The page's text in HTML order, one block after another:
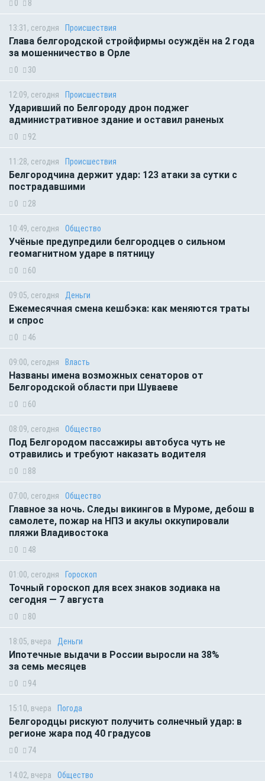
0 8
13:31, сегодня Происшествия
Глава белгородской стройфирмы осуждён на 2 года
за мошенничество в Орле
0 30
12:09, сегодня Происшествия
Ударивший по Белгороду дрон поджег
административное здание и оставил раненых
0 92
11:28, сегодня Происшествия
Белгородчина держит удар: 123 атаки за сутки с
пострадавшими
0 28
10:49, сегодня Общество
Учёные предупредили белгородцев о сильном
геомагнитном ударе в пятницу
0 60
09:05, сегодня Деньги
Ежемесячная смена кешбэка: как меняются траты
и спрос
0 46
09:00, сегодня Власть
Названы имена возможных сенаторов от
Белгородской области при Шуваеве
0 60
08:09, сегодня Общество
Под Белгородом пассажиры автобуса чуть не
отравились и требуют наказать водителя
0 88
07:00, сегодня Общество
Главное за ночь. Следы викингов в Муроме, дебош в
самолете, пожар на НПЗ и акулы оккупировали
пляжи Владивостока
0 48
01:00, сегодня Гороскоп
Точный гороскоп для всех знаков зодиака на
сегодня — 7 августа
0 80
18:05, вчера Деньги
Ипотечные выдачи в России выросли на 38%
за семь месяцев
0 94
15:10, вчера Погода
Белгородцы рискуют получить солнечный удар: в
регионе жара под 40 градусов
0 74
14:02, вчера Общество